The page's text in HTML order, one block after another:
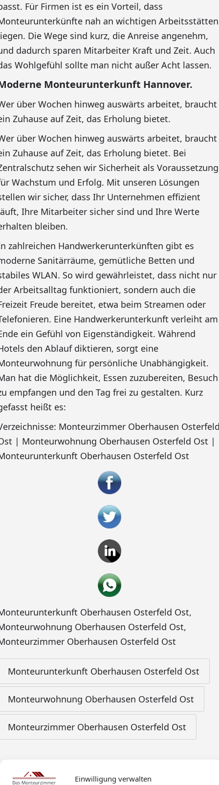
Einwilligung verwalten
Für Firmen ist es ein Vorteil, dass
nah an wichtigen Arbeitsstätten
Die Wege sind kurz, die Anreise angenehm,
dadurch sparen Mitarbeiter Kraft und Zeit. Auch
Wohlgefühl sollte man nicht außer Acht lassen.
Monteurunterkunft Hannover.
über Wochen hinweg auswärts arbeitet, braucht
Zuhause auf Zeit, das Erholung bietet.
über Wochen hinweg auswärts arbeitet, braucht
Zuhause auf Zeit, das Erholung bietet. Bei
sehen wir Sicherheit als Voraussetzung
Wachstum und Erfolg. Mit unseren Lösungen
wir sicher, dass Ihr Unternehmen effizient
Ihre Mitarbeiter sicher sind und Ihre Werte
bleiben.
zahlreichen Handwerkerunterkünften gibt es
Sanitärräume, gemütliche Betten und
WLAN. So wird gewährleistet, dass nicht nur
Arbeitsalltag funktioniert, sondern auch die
Freude bereitet, etwa beim Streamen oder
Eine Handwerkerunterkunft verleiht am
ein Gefühl von Eigenständigkeit. Während
den Ablauf diktieren, sorgt eine
für persönliche Unabhängigkeit.
hat die Möglichkeit, Essen zuzubereiten, Besuch
empfangen und den Tag frei zu gestalten. Kurz
heißt es:
Monteurzimmer Oberhausen
| Monteurwohnung Oberhausen Osterfeld Ost |
Oberhausen Osterfeld Ost
Oberhausen Osterfeld Ost,
Oberhausen Osterfeld Ost,
Oberhausen Osterfeld Ost
Monteurunterkunft Oberhausen Osterfeld Ost
Monteurwohnung Oberhausen Osterfeld Ost
Monteurzimmer Oberhausen Osterfeld Ost